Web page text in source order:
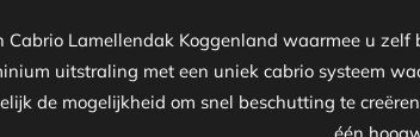
Cabrio Lamellendak Koggenland waarmee u
uitstraling met een uniek cabrio systeem
de mogelijkheid om snel beschutting te